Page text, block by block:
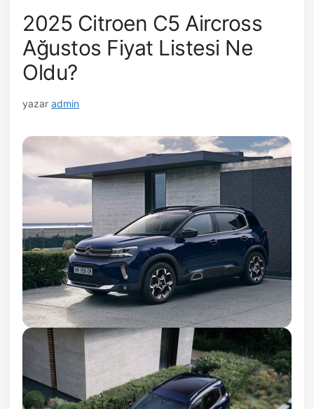
2025 Citroen C5 Aircross
Ağustos Fiyat Listesi Ne
Oldu?
yazar admin